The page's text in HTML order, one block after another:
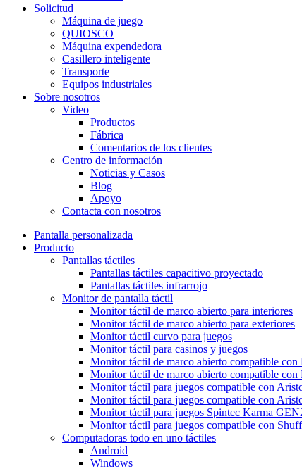
Solicitud
Máquina de juego
QUIOSCO
Máquina expendedora
Casillero inteligente
Transporte
Equipos industriales
Sobre nosotros
Video
Productos
Fábrica
Comentarios de los clientes
Centro de información
Noticias y Casos
Blog
Apoyo
Contacta con nosotros
Pantalla personalizada
Producto
Pantallas táctiles
Pantallas táctiles capacitivo proyectado
Pantallas táctiles infrarrojo
Monitor de pantalla táctil
Monitor táctil de marco abierto para interiores
Monitor táctil de marco abierto para exteriores
Monitor táctil curvo para juegos
Monitor táctil para casinos y juegos
Monitor táctil de marco abierto compatible con
Monitor táctil de marco abierto compatible
Monitor táctil para juegos compatible con
Monitor táctil para juegos compatible con
Monitor táctil para juegos Spintec Karma
Monitor táctil para juegos compatible con
Computadoras todo en uno táctiles
Android
Windows